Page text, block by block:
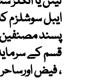
ایبل سوشلزم
پسند مصنفین
قسم کے
، فیض